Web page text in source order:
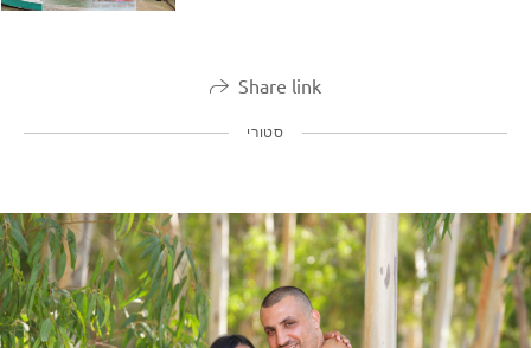
Share link
סטורי